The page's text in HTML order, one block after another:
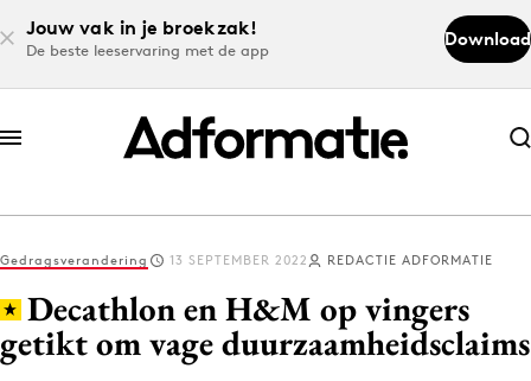
Jouw vak in je broekzak!
De beste leeservaring met de app
Download
Abonneer nu
Abonneer nu
Log in
Gedragsverandering 13 SEPTEMBER 2022 REDACTIE ADFORMATIE
Decathlon en H&M op vingers
getikt om vage duurzaamheidsclaims